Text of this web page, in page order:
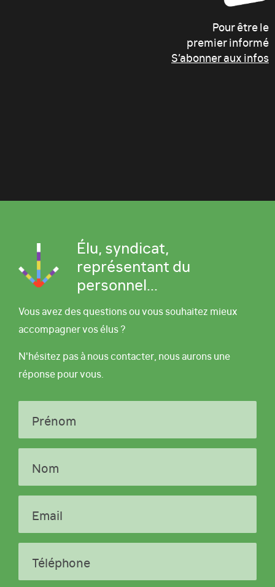
Pour être le
premier informé
S’abonner aux infos
Élu, syndicat,
représentant du
personnel...
Vous avez des questions ou vous souhaitez mieux
accompagner vos élus ?
N'hésitez pas à nous contacter, nous aurons une
réponse pour vous.
Prénom
Nom
Email
Téléphone